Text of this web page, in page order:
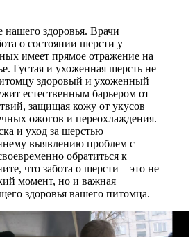
нашего здоровья. Врачи
о состоянии шерсти у
имеет прямое отражение на
Густая и ухоженная шерсть не
здоровый и ухоженный
естественным барьером от
защищая кожу от укусов
ожогов и переохлаждения.
и уход за шерстью
выявлению проблем с
обратиться к
что забота о шерсти – это не
момент, но и важная
здоровья вашего питомца.